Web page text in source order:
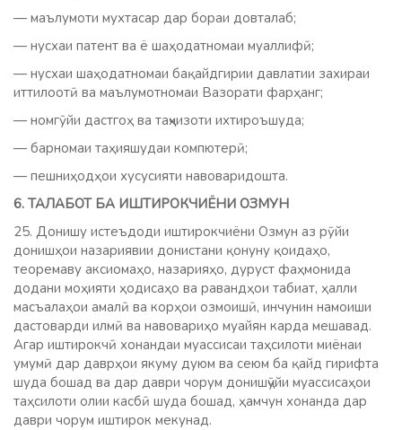
— маълумоти мухтасар дар бораи довталаб;
— нусхаи патент ва ё шаҳодатномаи муаллифӣ;
— нусхаи шаҳодатномаи бақайдгирии давлатии захираи
иттилоотӣ ва маълумотномаи Вазорати фарҳанг;
— номгӯйи дастгоҳ ва таҷҳизоти ихтироъшуда;
— барномаи таҳияшудаи компютерӣ;
— пешниҳодҳои хусусияти навоваридошта.
6. ТАЛАБОТ БА ИШТИРОКЧИЁНИ ОЗМУН
25. Донишу истеъдоди иштирокчиёни Озмун аз рӯйи
донишҳои назариявии донистани қонуну қоидаҳо,
теоремаву аксиомаҳо, назарияҳо, дуруст фаҳмонида
додани моҳияти ҳодисаҳо ва равандҳои табиат, ҳалли
масъалаҳои амалӣ ва корҳои озмоишӣ, инчунин намоиши
дастоварди илмӣ ва навовариҳо муайян карда мешавад.
Агар иштирокчӣ хонандаи муассисаи таҳсилоти миёнаи
умумӣ дар даврҳои якуму дуюм ва сеюм ба қайд гирифта
шуда бошад ва дар даври чорум донишҷӯйи муассисаҳои
таҳсилоти олии касбӣ шуда бошад, ҳамчун хонанда дар
даври чорум иштирок мекунад.